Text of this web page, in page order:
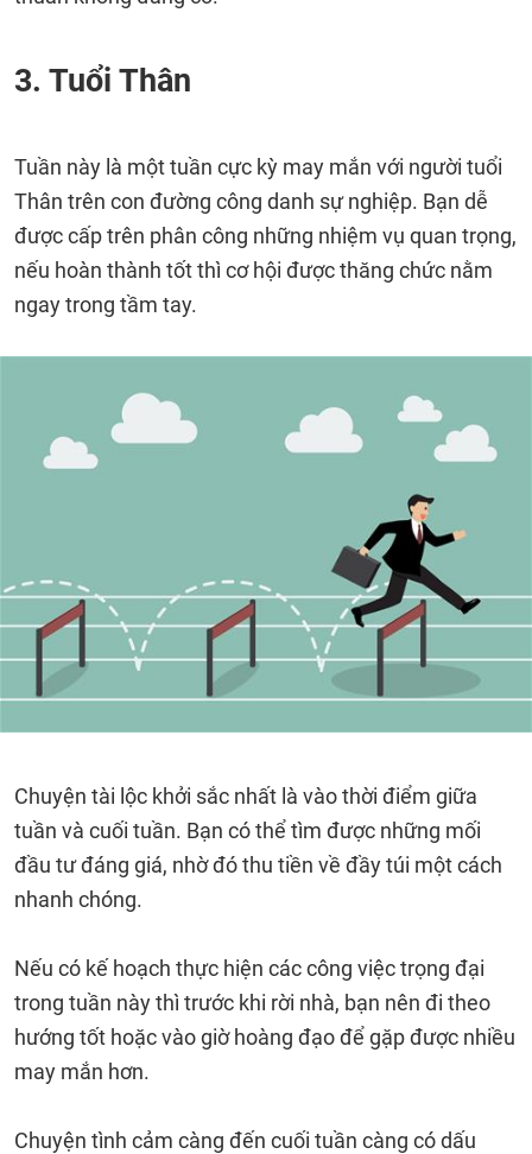
3. Tuổi Thân
Tuần này là một tuần cực kỳ may mắn với người tuổi
Thân trên con đường công danh sự nghiệp. Bạn dễ
được cấp trên phân công những nhiệm vụ quan trọng,
nếu hoàn thành tốt thì cơ hội được thăng chức nằm
ngay trong tầm tay.
Chuyện tài lộc khởi sắc nhất là vào thời điểm giữa
tuần và cuối tuần. Bạn có thể tìm được những mối
đầu tư đáng giá, nhờ đó thu tiền về đầy túi một cách
nhanh chóng.
Nếu có kế hoạch thực hiện các công việc trọng đại
trong tuần này thì trước khi rời nhà, bạn nên đi theo
hướng tốt hoặc vào giờ hoàng đạo để gặp được nhiều
may mắn hơn.
Chuyện tình cảm càng đến cuối tuần càng có dấu